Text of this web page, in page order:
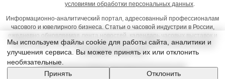
условиями обработки персональных данных.
Информационно-аналитический портал, адресованный профессионалам
часового и ювелирного бизнеса. Статьи о часовой индустрии в России,
ежедневно обновляемая лента новостей, календарь часовых выставок и
презентаций, on-line консультации юриста, профессиональный форум
часовщиков и ювелиров
Условия использования материалов Издательства
Мы используем файлы cookie для работы сайта, аналитики и
улучшения сервиса. Вы можете принять их или отклонить
необязательные.
Принять
Отклонить